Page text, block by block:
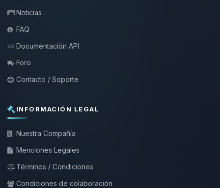
Noticias
FAQ
Documentación API
Foro
Contacto / Soporte
INFORMACIÓN LEGAL
Nuestra Compañía
Menciones Legales
Términos / Condiciones
Condiciones de colaboración